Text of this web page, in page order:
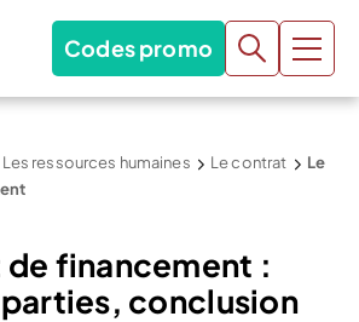
Codes promo
Les ressources humaines Le contrat
Le
financement :
conclusion